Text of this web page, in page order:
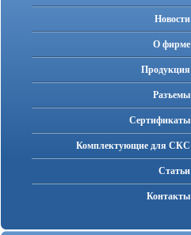
Новости
О фирме
Продукция
Разъемы
Cертификаты
Комплектующие для СКС
Статьи
Контакты